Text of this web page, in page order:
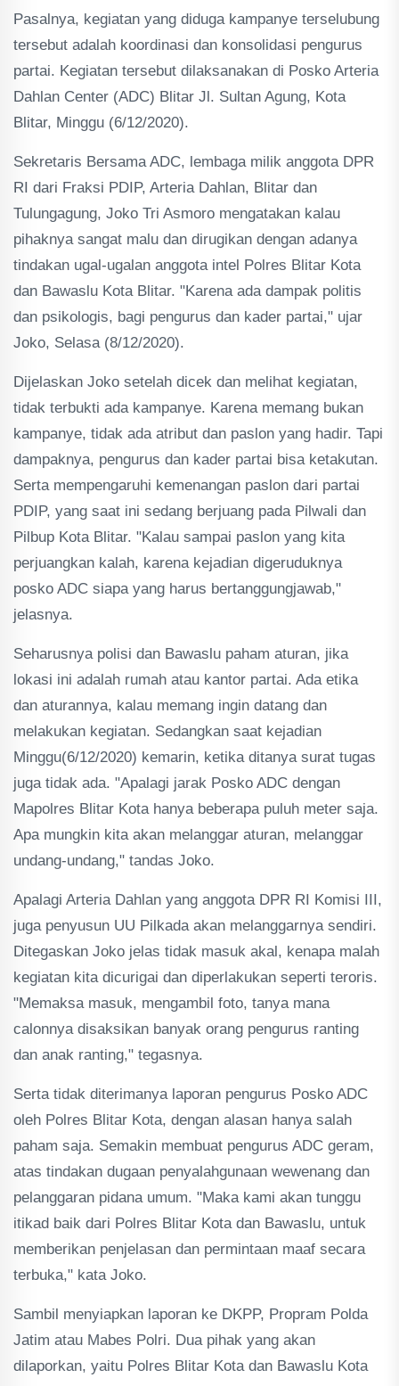
Pasalnya, kegiatan yang diduga kampanye terselubung
tersebut adalah koordinasi dan konsolidasi pengurus
partai. Kegiatan tersebut dilaksanakan di Posko Arteria
Dahlan Center (ADC) Blitar Jl. Sultan Agung, Kota
Blitar, Minggu (6/12/2020).
Sekretaris Bersama ADC, lembaga milik anggota DPR
RI dari Fraksi PDIP, Arteria Dahlan, Blitar dan
Tulungagung, Joko Tri Asmoro mengatakan kalau
pihaknya sangat malu dan dirugikan dengan adanya
tindakan ugal-ugalan anggota intel Polres Blitar Kota
dan Bawaslu Kota Blitar. "Karena ada dampak politis
dan psikologis, bagi pengurus dan kader partai," ujar
Joko, Selasa (8/12/2020).
Dijelaskan Joko setelah dicek dan melihat kegiatan,
tidak terbukti ada kampanye. Karena memang bukan
kampanye, tidak ada atribut dan paslon yang hadir. Tapi
dampaknya, pengurus dan kader partai bisa ketakutan.
Serta mempengaruhi kemenangan paslon dari partai
PDIP, yang saat ini sedang berjuang pada Pilwali dan
Pilbup Kota Blitar. "Kalau sampai paslon yang kita
perjuangkan kalah, karena kejadian digeruduknya
posko ADC siapa yang harus bertanggungjawab,"
jelasnya.
Seharusnya polisi dan Bawaslu paham aturan, jika
lokasi ini adalah rumah atau kantor partai. Ada etika
dan aturannya, kalau memang ingin datang dan
melakukan kegiatan. Sedangkan saat kejadian
Minggu(6/12/2020) kemarin, ketika ditanya surat tugas
juga tidak ada. "Apalagi jarak Posko ADC dengan
Mapolres Blitar Kota hanya beberapa puluh meter saja.
Apa mungkin kita akan melanggar aturan, melanggar
undang-undang," tandas Joko.
Apalagi Arteria Dahlan yang anggota DPR RI Komisi III,
juga penyusun UU Pilkada akan melanggarnya sendiri.
Ditegaskan Joko jelas tidak masuk akal, kenapa malah
kegiatan kita dicurigai dan diperlakukan seperti teroris.
"Memaksa masuk, mengambil foto, tanya mana
calonnya disaksikan banyak orang pengurus ranting
dan anak ranting," tegasnya.
Serta tidak diterimanya laporan pengurus Posko ADC
oleh Polres Blitar Kota, dengan alasan hanya salah
paham saja. Semakin membuat pengurus ADC geram,
atas tindakan dugaan penyalahgunaan wewenang dan
pelanggaran pidana umum. "Maka kami akan tunggu
itikad baik dari Polres Blitar Kota dan Bawaslu, untuk
memberikan penjelasan dan permintaan maaf secara
terbuka," kata Joko.
Sambil menyiapkan laporan ke DKPP, Propram Polda
Jatim atau Mabes Polri. Dua pihak yang akan
dilaporkan, yaitu Polres Blitar Kota dan Bawaslu Kota